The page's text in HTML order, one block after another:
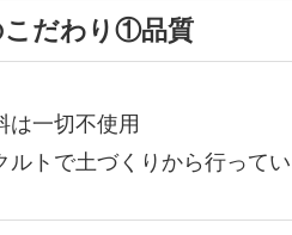
こだわり①品質
は一切不使用
ルトで土づくりから行って